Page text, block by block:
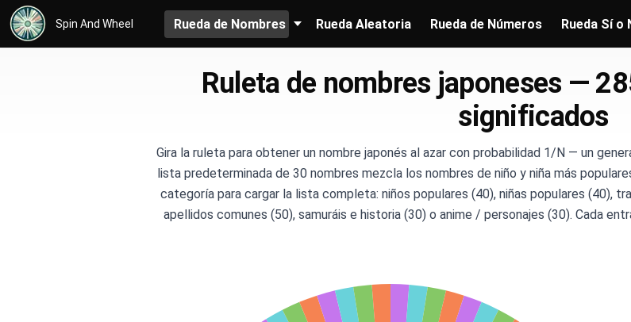
Spin And Wheel Rueda de Nombres Rueda Aleatoria Rueda de Números Rueda Sí o
Ruleta de nombres japoneses —
significados
Gira la ruleta para obtener un nombre japonés al azar con probabilidad 1/N — un
lista predeterminada de 30 nombres mezcla los nombres de niño y niña más
categoría para cargar la lista completa: niños populares (40), niñas populares (40),
apellidos comunes (50), samuráis e historia (30) o anime / personajes (30). Cada